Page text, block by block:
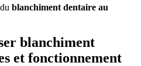
blanchiment dentaire au
blanchiment
et fonctionnement